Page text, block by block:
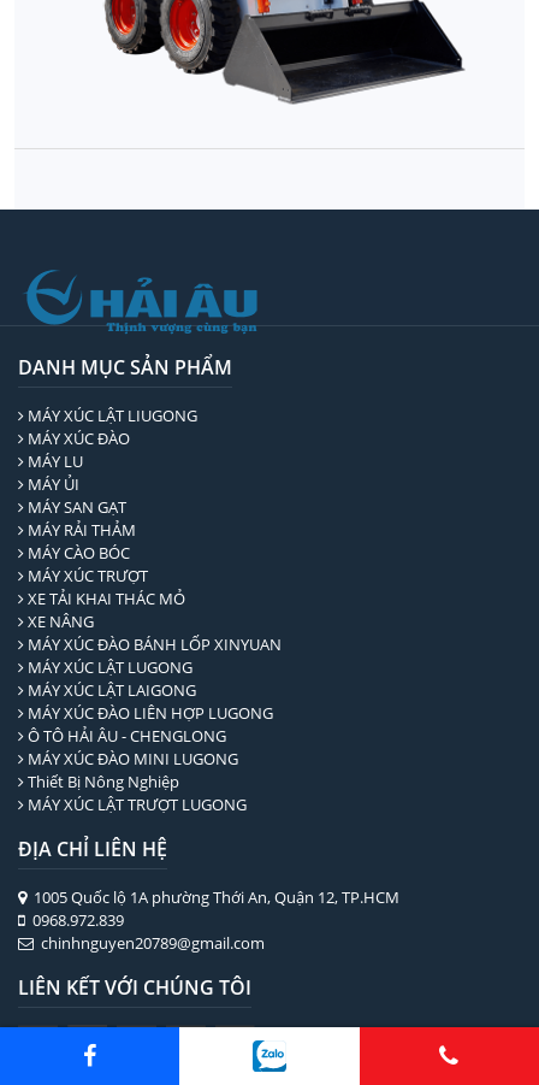
DANH MỤC SẢN PHẨM
MÁY XÚC LẬT LIUGONG
MÁY XÚC ĐÀO
MÁY LU
MÁY ỦI
MÁY SAN GẠT
MÁY RẢI THẢM
MÁY CÀO BÓC
MÁY XÚC TRƯỢT
XE TẢI KHAI THÁC MỎ
XE NÂNG
MÁY XÚC ĐÀO BÁNH LỐP XINYUAN
MÁY XÚC LẬT LUGONG
MÁY XÚC LẬT LAIGONG
MÁY XÚC ĐÀO LIÊN HỢP LUGONG
Ô TÔ HẢI ÂU - CHENGLONG
MÁY XÚC ĐÀO MINI LUGONG
Thiết Bị Nông Nghiệp
MÁY XÚC LẬT TRƯỢT LUGONG
ĐỊA CHỈ LIÊN HỆ
1005 Quốc lộ 1A phường Thới An, Quận 12, TP.HCM
0968.972.839
chinhnguyen20789@gmail.com
LIÊN KẾT VỚI CHÚNG TÔI